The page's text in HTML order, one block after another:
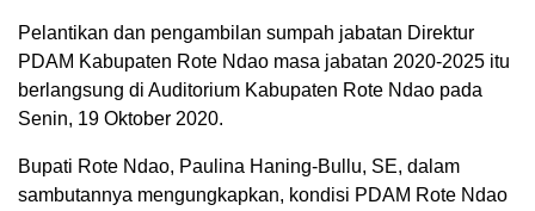
Pelantikan dan pengambilan sumpah jabatan Direktur
PDAM Kabupaten Rote Ndao masa jabatan 2020-2025 itu
berlangsung di Auditorium Kabupaten Rote Ndao pada
Senin, 19 Oktober 2020.
Bupati Rote Ndao, Paulina Haning-Bullu, SE, dalam
sambutannya mengungkapkan, kondisi PDAM Rote Ndao